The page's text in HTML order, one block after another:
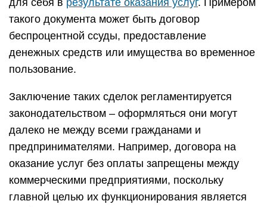
для себя в результате оказания услуг. Примером
такого документа может быть договор
беспроцентной ссуды, предоставление
денежных средств или имущества во временное
пользование.
Заключение таких сделок регламентируется
законодательством – оформляться они могут
далеко не между всеми гражданами и
предпринимателями. Например, договора на
оказание услуг без оплаты запрещены между
коммерческими предприятиями, поскольку
главной целью их функционирования является